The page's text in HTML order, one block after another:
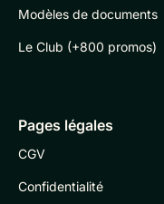
Modèles de documents
Le Club (+800 promos)
Pages légales
CGV
Confidentialité